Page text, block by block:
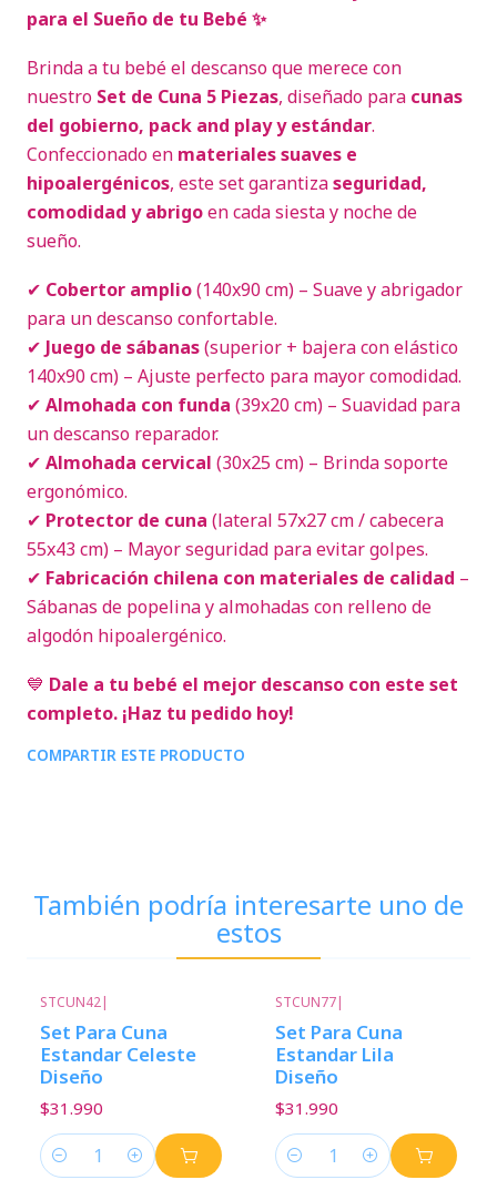
para el Sueño de tu Bebé ✨
Brinda a tu bebé el descanso que merece con
nuestro Set de Cuna 5 Piezas, diseñado para cunas
del gobierno, pack and play y estándar.
Confeccionado en materiales suaves e
hipoalergénicos, este set garantizaseguridad,
comodidad y abrigoen cada siesta y noche de
sueño.
✔ Cobertor amplio(140x90 cm) – Suave y abrigador
para un descanso confortable.
✔ Juego de sábanas(superior + bajera con elástico
140x90 cm) – Ajuste perfecto para mayor comodidad.
✔ Almohada con funda (39x20 cm) – Suavidad para
un descanso reparador.
✔ Almohada cervical (30x25 cm) – Brinda soporte
ergonómico.
✔ Protector de cuna (lateral 57x27 cm / cabecera
55x43 cm) – Mayor seguridad para evitar golpes.
✔ Fabricación chilena con materiales de calidad –
Sábanas de popelina y almohadas con relleno de
algodón hipoalergénico.
💙 Dale a tu bebé el mejor descanso con este set
completo. ¡Haz tu pedido hoy!
COMPARTIR ESTE PRODUCTO
También podría interesarte uno de
estos
STCUN42|
Set Para Cuna
Estandar Celeste
Diseño
$31.990
Cantidad
STCUN77|
Set Para Cuna
Estandar Lila
Diseño
$31.990
Cantidad